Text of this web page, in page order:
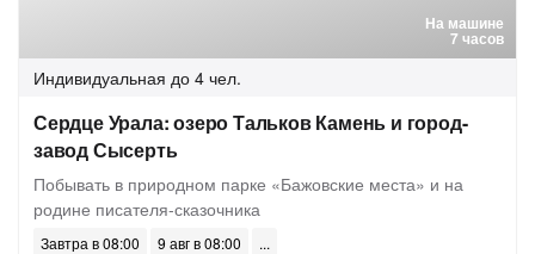
На машине
7 часов
Индивидуальная до 4 чел.
Сердце Урала: озеро Тальков Камень и город-
завод Сысерть
Побывать в природном парке «Бажовские места» и на
родине писателя-сказочника
Завтра в 08:00
9 авг в 08:00